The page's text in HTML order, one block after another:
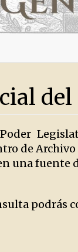
del
de
una fuente
podrás